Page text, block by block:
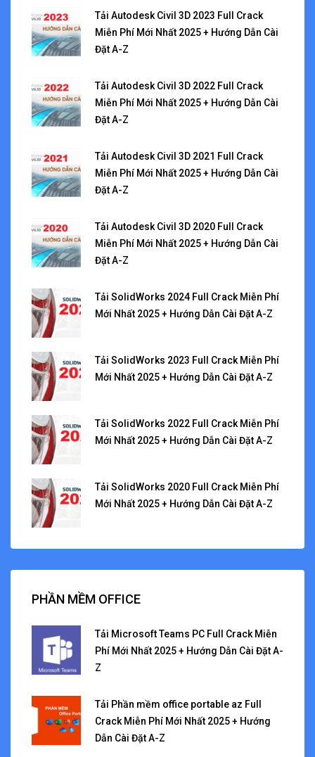
Tải Autodesk Civil 3D 2023 Full Crack
Miễn Phí Mới Nhất 2025 + Hướng Dẫn Cài
Đặt A-Z
Tải Autodesk Civil 3D 2022 Full Crack
Miễn Phí Mới Nhất 2025 + Hướng Dẫn Cài
Đặt A-Z
Tải Autodesk Civil 3D 2021 Full Crack
Miễn Phí Mới Nhất 2025 + Hướng Dẫn Cài
Đặt A-Z
Tải Autodesk Civil 3D 2020 Full Crack
Miễn Phí Mới Nhất 2025 + Hướng Dẫn Cài
Đặt A-Z
Tải SolidWorks 2024 Full Crack Miễn Phí
Mới Nhất 2025 + Hướng Dẫn Cài Đặt A-Z
Tải SolidWorks 2023 Full Crack Miễn Phí
Mới Nhất 2025 + Hướng Dẫn Cài Đặt A-Z
Tải SolidWorks 2022 Full Crack Miễn Phí
Mới Nhất 2025 + Hướng Dẫn Cài Đặt A-Z
Tải SolidWorks 2020 Full Crack Miễn Phí
Mới Nhất 2025 + Hướng Dẫn Cài Đặt A-Z
PHẦN MỀM OFFICE
Tải Microsoft Teams PC Full Crack Miễn
Phí Mới Nhất 2025 + Hướng Dẫn Cài Đặt A-
Z
Tải Phần mềm office portable az Full
Crack Miễn Phí Mới Nhất 2025 + Hướng
Dẫn Cài Đặt A-Z